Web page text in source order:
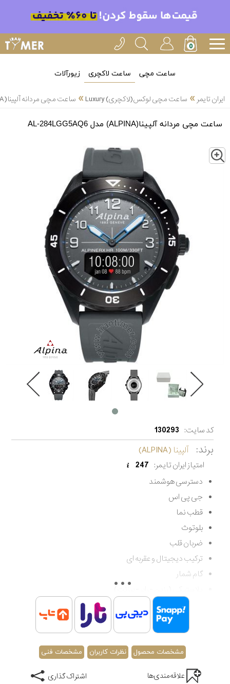
ساعت مچی ساعت لاکچری زیورآلات
ایران تایمر » ساعت مچی لوکس(لاکچری) Luxury » ساعت مچی مردانه آلپینا(ALPINA) مدل AL-284LGG5AQ6
ساعت مچی مردانه آلپینا(ALPINA) مدل AL-284LGG5AQ6
کد سایت: 130293
برند: آلپینا (ALPINA)
امتیاز ایران تایمر: 247
دسترسی هوشمند
جی پی اس
قطب نما
بلوتوث
ضربان قلب
ترکیب دیجیتال و عقربه ای
گام شمار
مقاوم در برابر آب تا 100 متر (غواصی کم عمق)
اصالت کشور سوئیس
گارانتی مادام العمر اصالت کالا
مشخصات محصول نظرات کاربران مشخصات فنی
اشتراک گذاری
علاقه‌مندی‌ها